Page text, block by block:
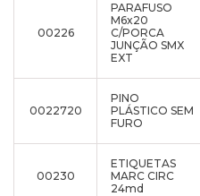
00226
PARAFUSO
M6x20
C/PORCA
JUNÇÃO SMX
EXT
0022720
PINO
PLÁSTICO SEM
FURO
00230
ETIQUETAS
MARC CIRC
24md